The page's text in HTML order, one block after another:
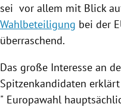
sei vor allem mit Blick
Wahlbeteiligung bei der
überraschend.
Das große Interesse an
Spitzenkandidaten
" Europawahl